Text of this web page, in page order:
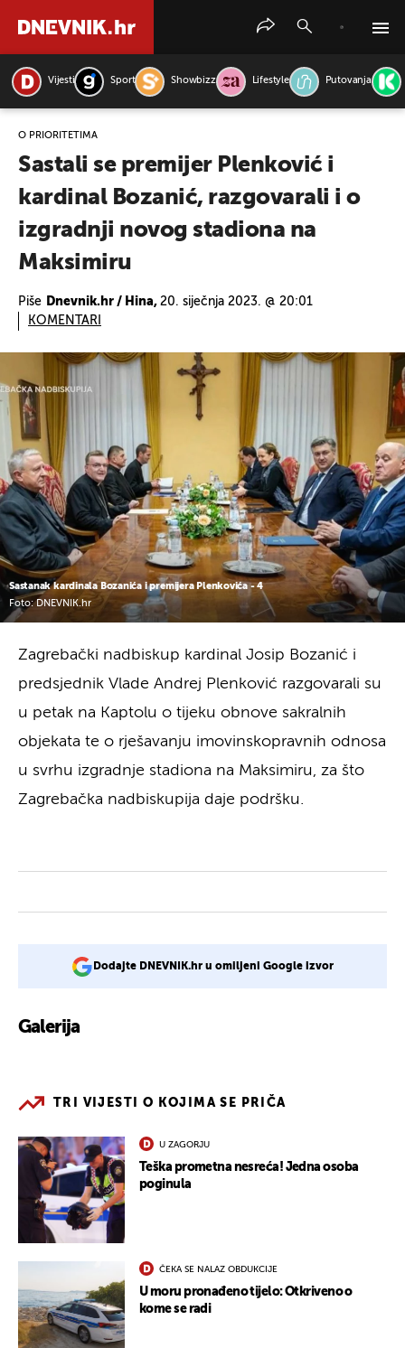
Vijesti Sport Showbizz Lifestyle Putovanja
O PRIORITETIMA
Sastali se premijer Plenković i
kardinal Bozanić, razgovarali i o
izgradnji novog stadiona na
Maksimiru
Piše Dnevnik.hr / Hina, 20. siječnja 2023. @ 20:01
KOMENTARI
Sastanak kardinala Bozanića i premijera Plenkovića - 4
Foto: DNEVNIK.hr
Zagrebački nadbiskup kardinal Josip Bozanić i
predsjednik Vlade Andrej Plenković razgovarali su
u petak na Kaptolu o tijeku obnove sakralnih
objekata te o rješavanju imovinskopravnih odnosa
u svrhu izgradnje stadiona na Maksimiru, za što
Zagrebačka nadbiskupija daje podršku.
Dodajte DNEVNIK.hr u omiljeni Google izvor
Galerija
TRI VIJESTI O KOJIMA SE PRIČA
U ZAGORJU
Teška prometna nesreća! Jedna osoba
poginula
ČEKA SE NALAZ OBDUKCIJE
U moru pronađeno tijelo: Otkriveno o
kome se radi
PRETRAŽITE VIJESTI